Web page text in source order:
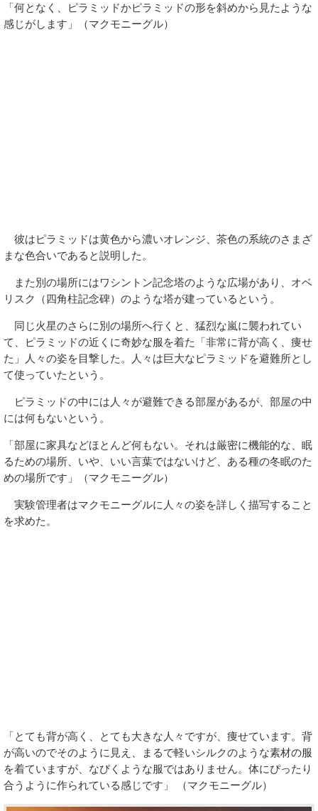
「何となく、ピラミッドかピラミッドの形を斜めから見たような
感じがします」（マクモニーグル）
彼はピラミッドは黄色から濃いオレンジ、茶色の系統のさまざ
まな色合いであると説明した。
また別の場所にはワシントン記念塔のような広場があり、オベ
リスク（四角柱記念碑）のような塔が建っているという。
同じ火星のさらに別の場所へ行くと、猛烈な嵐に襲われてい
て、ピラミッドの近くに奇妙な服を着た「非常に背が高く、痩せ
た」人々の姿を目撃した。人々は巨大なピラミッドを避難所とし
て使っていたという。
ピラミッドの中には人々が避難できる部屋があるが、部屋の中
には何もないという。
「部屋に家具などほとんど何もない。それは厳密に機能的な、眠
るための場所、いや、いい言葉ではないけど、ある種の冬眠のた
めの場所です」（マクモニーグル）
実験管理者はマクモニーグルに人々の姿を詳しく描写すること
を求めた。
「とても背が高く、とても大きな人々ですが、痩せています。背
が高いのでそのように見え、まるで軽いシルクのような素材の服
を着ていますが、なびくような服ではありません。体にぴったり
合うように作られている感じです」 （マクモニーグル）